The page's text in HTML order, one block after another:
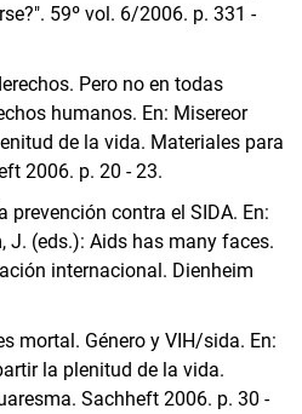
59º vol. 6/2006. p. 331 -
Pero no en todas
humanos. En: Misereor
de la vida. Materiales para
2006. p. 20 - 23.
prevención contra el SIDA. En:
J. (eds.): Aids has many faces.
internacional. Dienheim
mortal. Género y VIH/sida. En:
la plenitud de la vida.
Sachheft 2006. p. 30 -